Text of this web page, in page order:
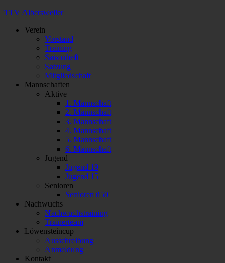
TTV Albersweiler
Verein
Vorstand
Training
Saisonheft
Satzung
Mitgliedschaft
Mannschaften
Aktive
1. Mannschaft
2. Mannschaft
3. Mannschaft
4. Mannschaft
5. Mannschaft
6. Mannschaft
Jugend
Jugend 19
Jugend 15
Senioren
Senioren ü50
Nachwuchs
Nachwuchstraining
Trainerteam
Löwensteincup
Ausschreibung
Anmeldung
Kontakt